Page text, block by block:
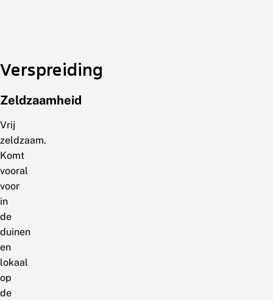
Verspreiding
Zeldzaamheid
Vrij
zeldzaam.
Komt
vooral
voor
in
de
duinen
en
lokaal
op
de